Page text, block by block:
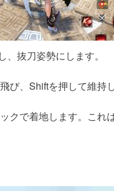
、抜刀姿勢にします。
び、Shiftを押して維持
クで着地します。これ